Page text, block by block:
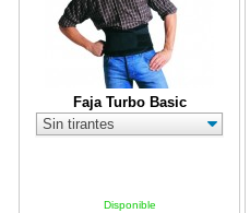
Faja Turbo Basic
Disponible